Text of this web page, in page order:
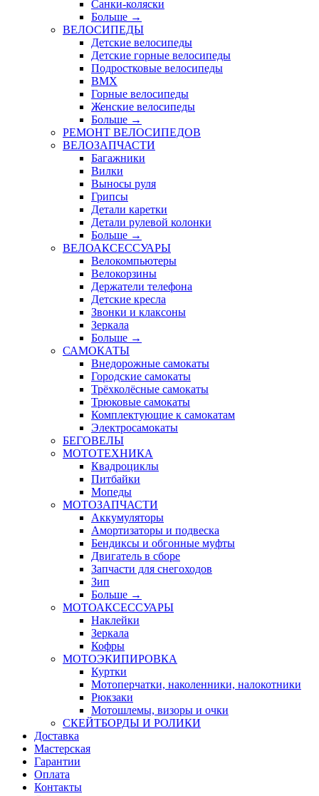
Санки-коляски
Больше →
ВЕЛОСИПЕДЫ
Детские велосипеды
Детские горные велосипеды
Подростковые велосипеды
BMX
Горные велосипеды
Женские велосипеды
Больше →
РЕМОНТ ВЕЛОСИПЕДОВ
ВЕЛОЗАПЧАСТИ
Багажники
Вилки
Выносы руля
Грипсы
Детали каретки
Детали рулевой колонки
Больше →
ВЕЛОАКСЕССУАРЫ
Велокомпьютеры
Велокорзины
Держатели телефона
Детские кресла
Звонки и клаксоны
Зеркала
Больше →
САМОКАТЫ
Внедорожные самокаты
Городские самокаты
Трёхколёсные самокаты
Трюковые самокаты
Комплектующие к самокатам
Электросамокаты
БЕГОВЕЛЫ
МОТОТЕХНИКА
Квадроциклы
Питбайки
Мопеды
МОТОЗАПЧАСТИ
Аккумуляторы
Амортизаторы и подвеска
Бендиксы и обгонные муфты
Двигатель в сборе
Запчасти для снегоходов
Зип
Больше →
МОТОАКСЕССУАРЫ
Наклейки
Зеркала
Кофры
МОТОЭКИПИРОВКА
Куртки
Мотоперчатки, наколенники, налокотники
Рюкзаки
Мотошлемы, визоры и очки
СКЕЙТБОРДЫ И РОЛИКИ
Доставка
Мастерская
Гарантии
Оплата
Контакты